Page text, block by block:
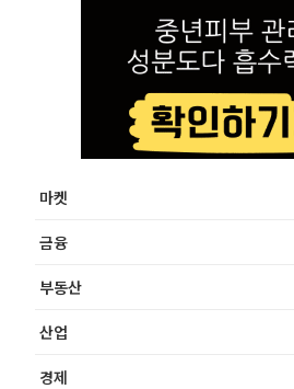
마켓
금융
부동산
산업
경제